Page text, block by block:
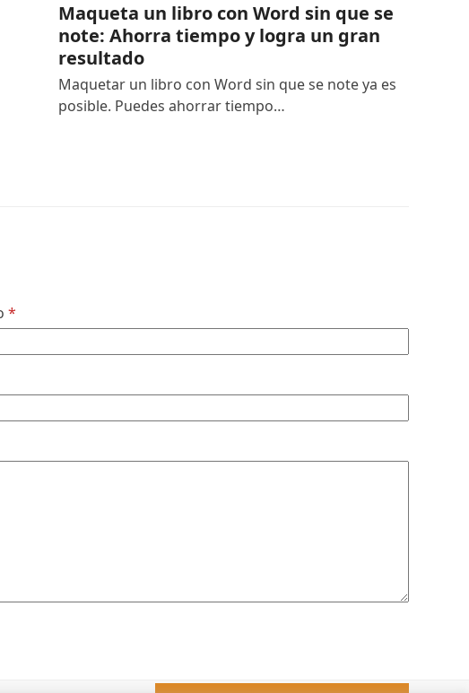
Maqueta un libro con Word sin que se
note: Ahorra tiempo y logra un gran
resultado
Maquetar un libro con Word sin que se note ya es
posible. Puedes ahorrar tiempo…
*